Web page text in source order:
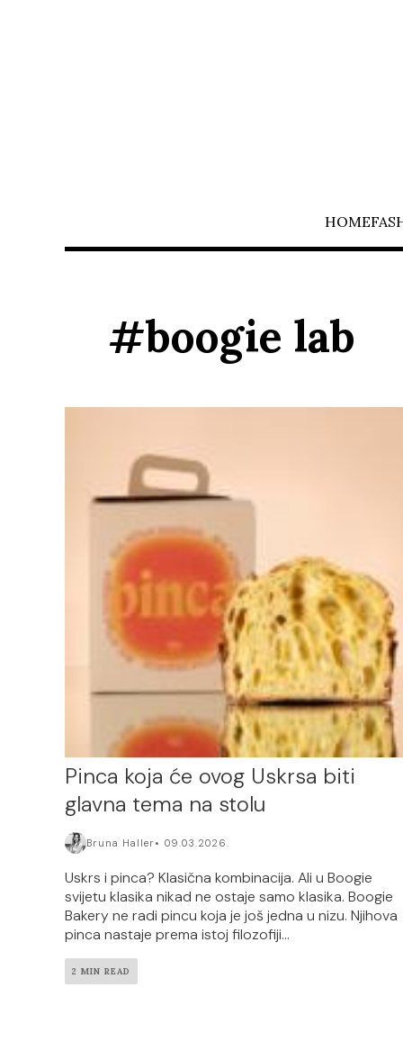
HOME
#boogie lab
Pinca koja će ovog Uskrsa biti
glavna tema na stolu
Bruna Haller 09.03.2026.
Uskrs i pinca? Klasična kombinacija. Ali u Boogie
svijetu klasika nikad ne ostaje samo klasika. Boogie
Bakery ne radi pincu koja je još jedna u nizu. Njihova
pinca nastaje prema istoj filozofiji...
2 MIN READ